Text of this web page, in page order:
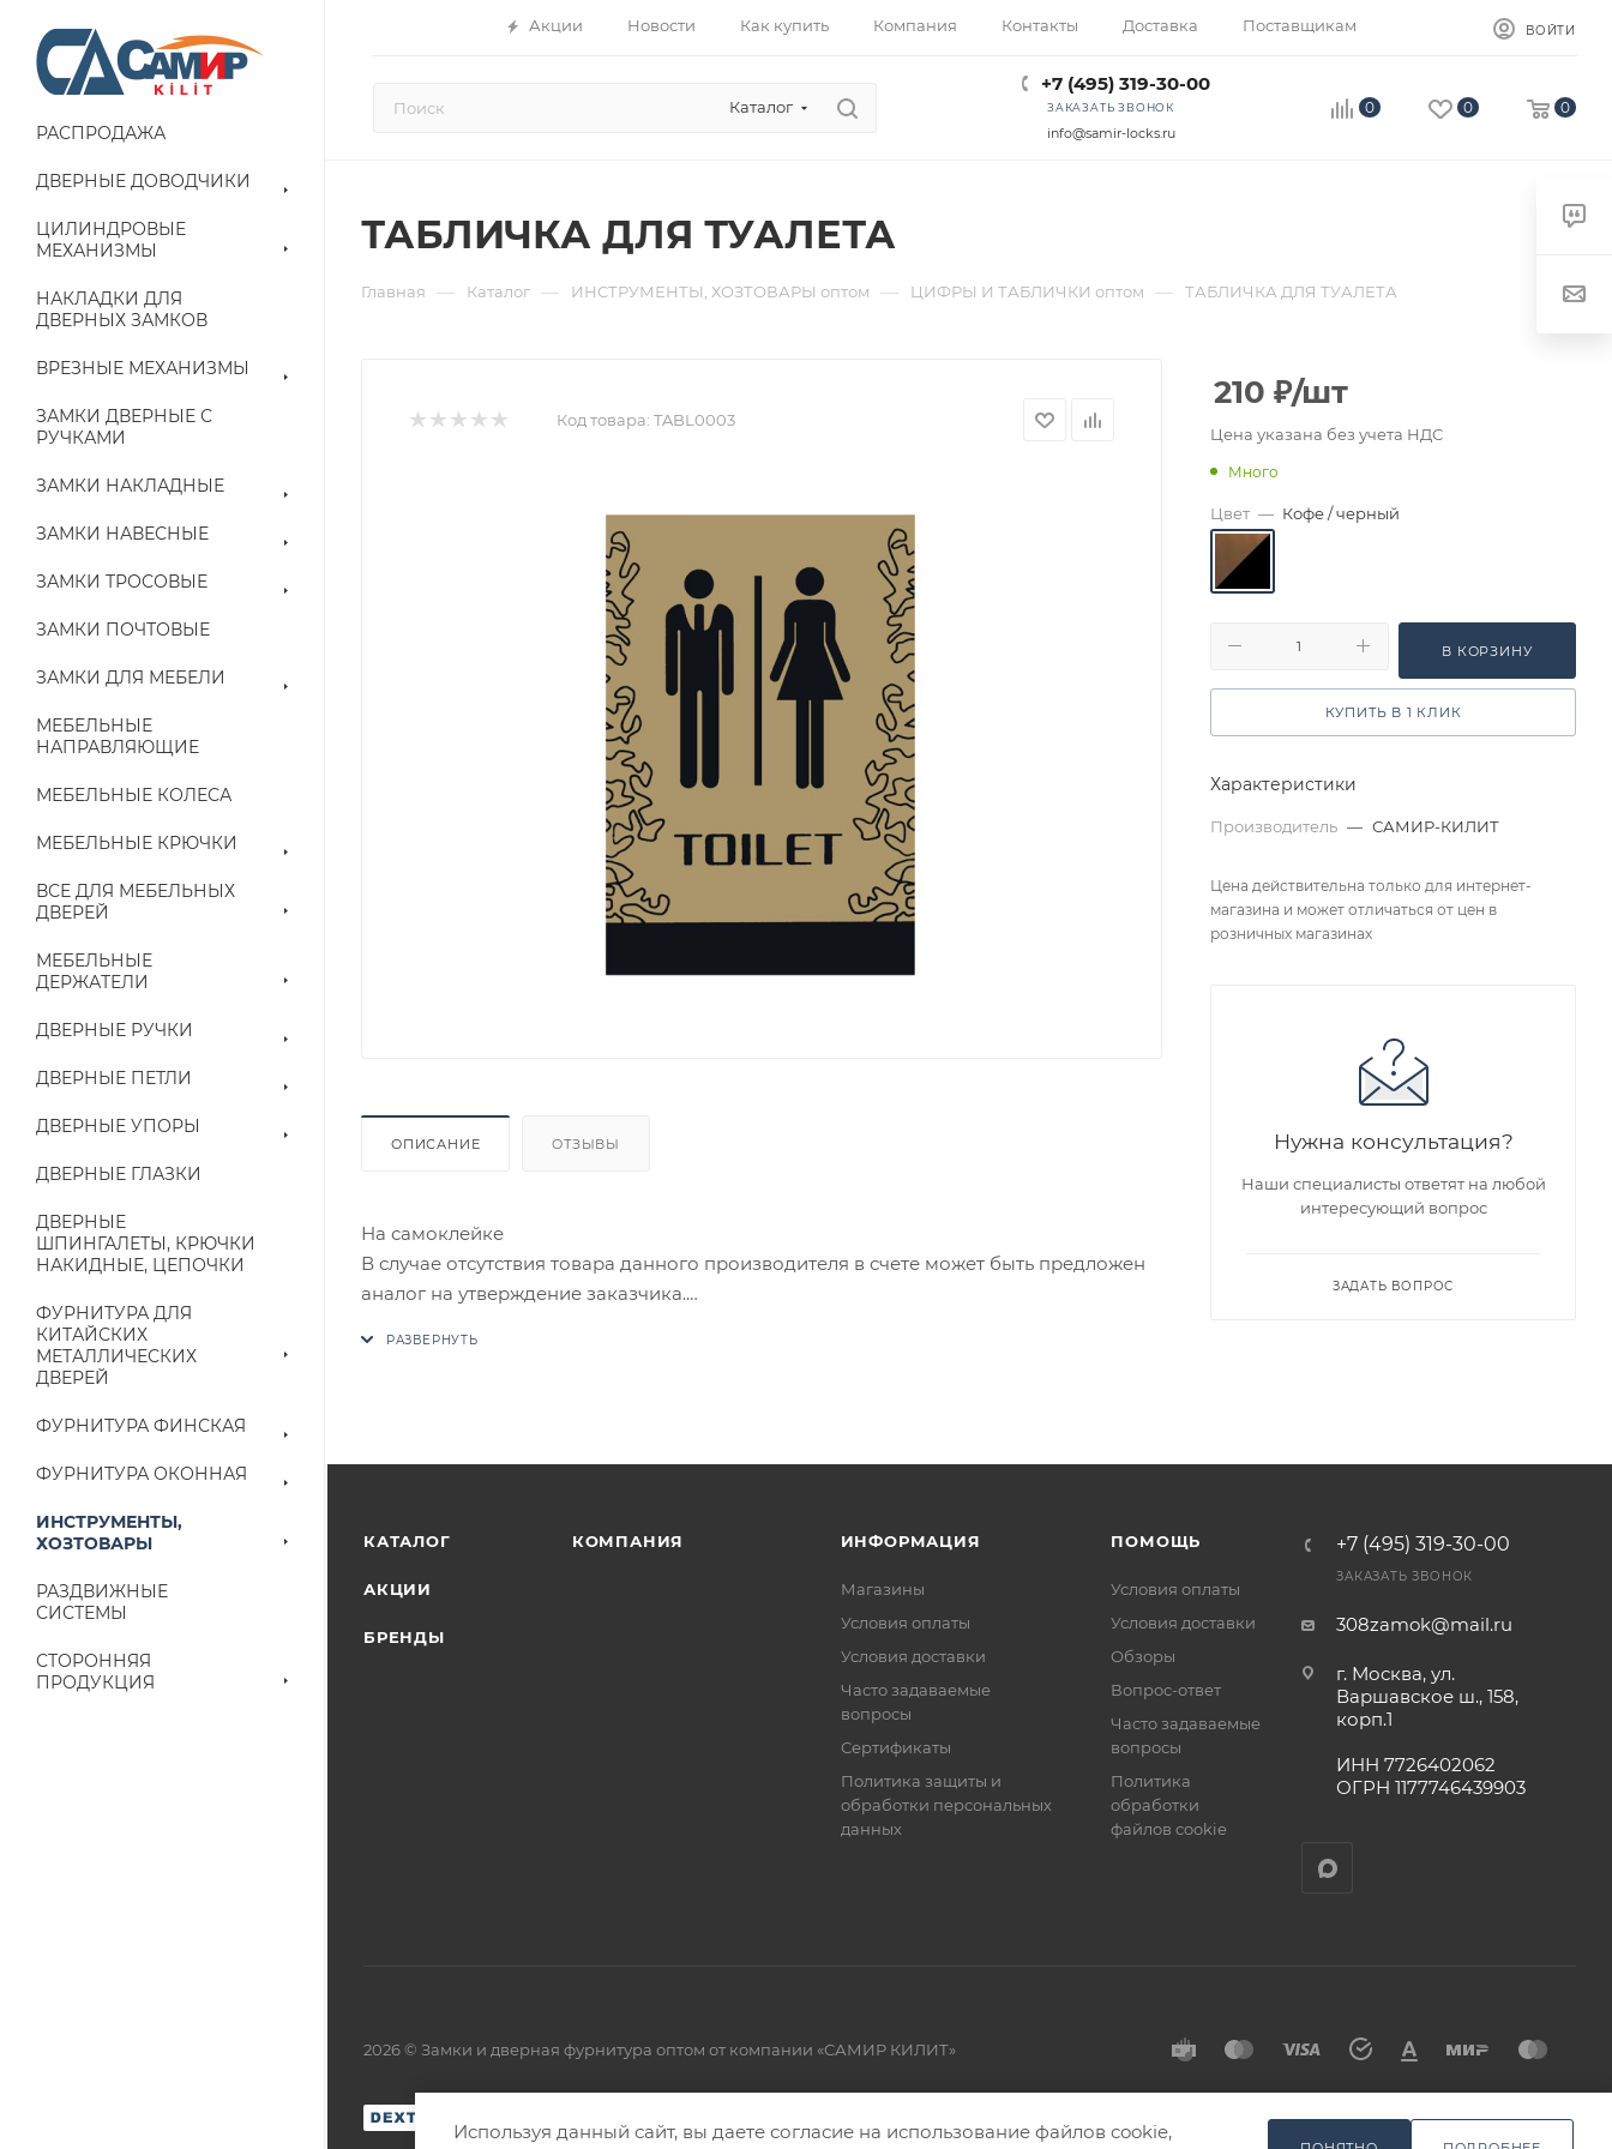
Акции Новости Как купить Компания Контакты Доставка Поставщикам ВОЙТИ
Каталог
+7 (495) 319-30-00
ЗАКАЗАТЬ ЗВОНОК
info@samir-locks.ru
0 0 0
РАСПРОДАЖА
ДВЕРНЫЕ ДОВОДЧИКИ
ЦИЛИНДРОВЫЕ
МЕХАНИЗМЫ
НАКЛАДКИ ДЛЯ
ДВЕРНЫХ ЗАМКОВ
ВРЕЗНЫЕ МЕХАНИЗМЫ
ЗАМКИ ДВЕРНЫЕ С
РУЧКАМИ
ЗАМКИ НАКЛАДНЫЕ
ЗАМКИ НАВЕСНЫЕ
ЗАМКИ ТРОСОВЫЕ
ЗАМКИ ПОЧТОВЫЕ
ЗАМКИ ДЛЯ МЕБЕЛИ
МЕБЕЛЬНЫЕ
НАПРАВЛЯЮЩИЕ
МЕБЕЛЬНЫЕ КОЛЕСА
МЕБЕЛЬНЫЕ КРЮЧКИ
ВСЕ ДЛЯ МЕБЕЛЬНЫХ
ДВЕРЕЙ
МЕБЕЛЬНЫЕ
ДЕРЖАТЕЛИ
ДВЕРНЫЕ РУЧКИ
ДВЕРНЫЕ ПЕТЛИ
ДВЕРНЫЕ УПОРЫ
ДВЕРНЫЕ ГЛАЗКИ
ДВЕРНЫЕ
ШПИНГАЛЕТЫ, КРЮЧКИ
НАКИДНЫЕ, ЦЕПОЧКИ
ФУРНИТУРА ДЛЯ
КИТАЙСКИХ
МЕТАЛЛИЧЕСКИХ
ДВЕРЕЙ
ФУРНИТУРА ФИНСКАЯ
ФУРНИТУРА ОКОННАЯ
ИНСТРУМЕНТЫ,
ХОЗТОВАРЫ
РАЗДВИЖНЫЕ
СИСТЕМЫ
СТОРОННЯЯ
ПРОДУКЦИЯ
ТАБЛИЧКА ДЛЯ ТУАЛЕТА
Главная — Каталог — ИНСТРУМЕНТЫ, ХОЗТОВАРЫ оптом — ЦИФРЫ И ТАБЛИЧКИ оптом — ТАБЛИЧКА ДЛЯ ТУАЛЕТА
Код товара: TABL0003
ОПИСАНИЕ ОТЗЫВЫ
На самоклейке
В случае отсутствия товара данного производителя в счете может быть предложен
аналог на утверждение заказчика.
210 ₽/шт
Цена указана без учета НДС
Много
Цвет — Кофе / черный
В КОРЗИНУ
КУПИТЬ В 1 КЛИК
Характеристики
Производитель — САМИР-КИЛИТ
Цена действительна только для интернет-
магазина и может отличаться от цен в
розничных магазинах
Нужна консультация?
Наши специалисты ответят на любой
интересующий вопрос
ЗАДАТЬ ВОПРОС
Используя данный сайт, вы даете согласие на использование файлов cookie,
КАТАЛОГ
АКЦИИ
БРЕНДЫ
КОМПАНИЯ ИНФОРМАЦИЯ
Магазины
Условия оплаты
Условия доставки
Часто задаваемые
вопросы
Сертификаты
Политика защиты и
обработки персональных
данных
ПОМОЩЬ
Условия оплаты
Условия доставки
Обзоры
Вопрос-ответ
Часто задаваемые
вопросы
Политика
обработки
файлов cookie
+7 (495) 319-30-00
ЗАКАЗАТЬ ЗВОНОК
308zamok@mail.ru
г. Москва, ул.
Варшавское ш., 158,
корп.1
ИНН 7726402062
ОГРН 1177746439903
2026 © Замки и дверная фурнитура оптом от компании «САМИР КИЛИТ»